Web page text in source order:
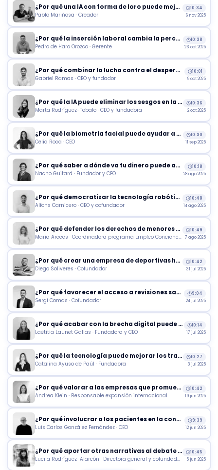
¿Por qué una IA con forma de loro puede mejorar la vida de los ancianos?
Pablo Mariñosa · Creador
10:34
6 nov 2025
¿Por qué la inserción laboral cambia la percepción social de la discapacidad?
Pedro de Haro Orozco · Gerente
10:38
23 oct 2025
¿Por qué combinar la lucha contra el desperdicio y la inseguridad alimentaria?
Gabriel Ramas · CEO y fundador
10:01
9 oct 2025
¿Por qué la IA puede eliminar los sesgos en la selección de personal?
Marta Rodríguez-Tobalo · CEO y fundadora
10:36
2 oct 2025
¿Por qué la biometría facial puede ayudar a combatir la desigualdad?
Celia Roca · CEO
10:30
11 sep 2025
¿Por qué saber a dónde va tu dinero puede animarte a donar más?
Nacho Guitard · Fundador y CEO
10:18
28 ago 2025
¿Por qué democratizar la tecnología robótica puede tener impacto en la salud?
Alfons Carnicero · CEO y cofundador
10:48
14 ago 2025
¿Por qué defender los derechos de menores extranjeros puede tener un impacto en el sector empresarial?
María Areces · Coordinadora programa Empleo Conciencia
10:49
7 ago 2025
¿Por qué crear una empresa de deportivas ha ayudado a promover la inclusión laboral?
Diego Soliveres · Cofundador
10:42
31 jul 2025
¿Por qué favorecer el acceso a revisiones sanitarias en las residencias de ancianos?
Sergi Comas · Cofundador
9:04
24 jul 2025
¿Por qué acabar con la brecha digital puede ser una forma de luchar contra el sinhogarismo?
Laëtitia Launet Gallas · Fundadora y CEO
10:14
17 jul 2025
¿Por qué la tecnología puede mejorar los tratamientos de salud mental?
Catalina Ayuso de Paúl · Fundadora
10:27
3 jul 2025
¿Por qué valorar a las empresas que promueven las relaciones virtuosas en el trabajo?
Andrea Klein · Responsable expansión internacional
10:42
19 jun 2025
¿Por qué involucrar a los pacientes en la concepción de sus propias prótesis?
Luis Carlos González Fernández · CEO
9:39
12 jun 2025
¿Por qué aportar otras narrativas al debate público puede tener una acción positiva?
Lucila Rodríguez-Alarcón · Directora general y cofundadora
10:45
5 jun 2025